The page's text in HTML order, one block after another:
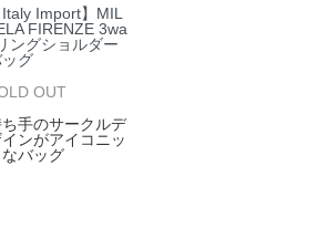
Italy Import】MIL
FIRENZE 3wa
ングショルダー
グ
OUT
手のサークルデ
ンがアイコニッ
なバッグ